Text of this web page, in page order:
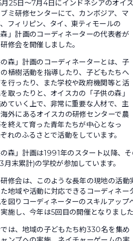
25日～7月4日にインドネシアのオイス
ミ研修センターにて、カンボジア、マ
フィリピン、タイ、東ティモールの
森」計画のコーディネーターの代表者が
修会を開催しました。
森」計画のコーディネーターとは、子
植樹活動を指導したり、子どもたちへ
行ったり、また学校や政府機関等と活
取ったりと、オイスカの「子供の森」
ていく上で、非常に重要な人材で、主
外にあるオイスカの研修センターで農
終えて育った青年たちが中心となっ
れのふるさとで活動をしています。
森」計画は1991年のスタート以降、
末累計)の学校が参加しています。
修会は、このような長年の現地の活動
地域や活動に対応できるコーディネ
図りコーディネーターのスキルアッ
施し、今年は5回目の開催となりました
は、地域の子どもたち約330名を集め